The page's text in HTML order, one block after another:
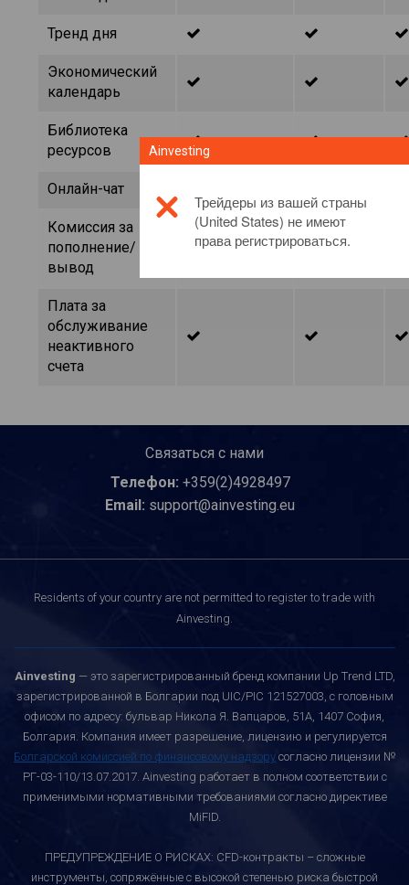
Тренд дня
Экономический
календарь
Библиотека
ресурсов
Онлайн-чат
Комиссия за
пополнение/
вывод
Плата за
обслуживание
неактивного
счета
Связаться с нами
Телефон: +359(2)4928497
Email: support@ainvesting.eu
Residents of your country are not permitted to register to trade with
Ainvesting.
Ainvesting — это зарегистрированный бренд компании Up Trend LTD,
зарегистрированной в Болгарии под UIC/PIC 121527003, с головным
офисом по адресу: бульвар Никола Я. Вапцаров, 51A, 1407 София,
Болгария. Компания имеет разрешение, лицензию и регулируется
Болгарской комиссией по финансовому надзору согласно лицензии №
РГ-03-110/13.07.2017. Ainvesting работает в полном соответствии с
применимыми нормативными требованиями согласно директиве
MiFID.
ПРЕДУПРЕЖДЕНИЕ О РИСКАХ: CFD-контракты – сложные
инструменты, сопряжённые с высокой степенью риска быстрой
Ainvesting
Трейдеры из вашей страны
(United States) не имеют
права регистрироваться.